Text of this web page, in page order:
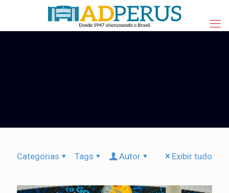
Categorias Tags Autor Exibir tudo